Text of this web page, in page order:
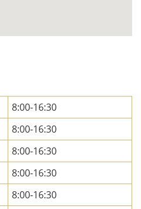
8:00-16:30
8:00-16:30
8:00-16:30
8:00-16:30
8:00-16:30